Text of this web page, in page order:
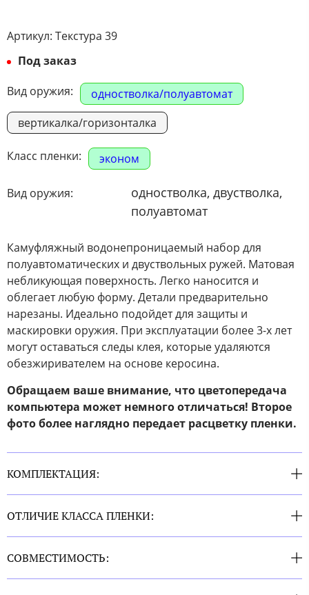
Артикул: Текстура 39
Под заказ
Вид оружия:
одностволка/полуавтомат
вертикалка/горизонталка
Класс пленки: эконом
Вид оружия:
одностволка, двустволка,
полуавтомат
Камуфляжный водонепроницаемый набор для
полуавтоматических и двуствольных ружей. Матовая
небликующая поверхность. Легко наносится и
облегает любую форму. Детали предварительно
нарезаны. Идеально подойдет для защиты и
маскировки оружия. При эксплуатации более 3-х лет
могут оставаться следы клея, которые удаляются
обезжиривателем на основе керосина.
Обращаем ваше внимание, что цветопередача
компьютера может немного отличаться! Второе
фото более наглядно передает расцветку пленки.
КОМПЛЕКТАЦИЯ:
ОТЛИЧИЕ КЛАССА ПЛЕНКИ:
СОВМЕСТИМОСТЬ: